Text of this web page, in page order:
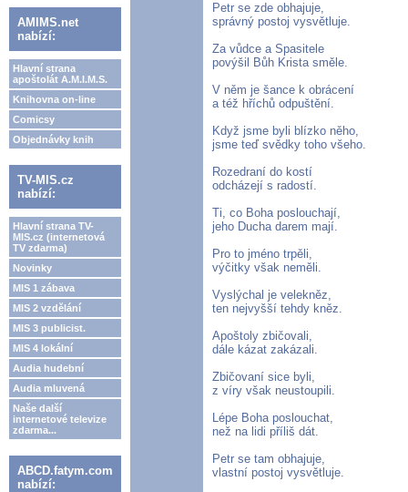
AMIMS.net
nabízí:
Hlavní strana
apoštolát A.M.I.M.S.
Knihovna on-line
Comicsy
Objednávky knih
TV-MIS.cz
nabízí:
Hlavní strana TV-
MIS.cz (internetová
TV zdarma)
Novinky
MIS 1 zábava
MIS 2 vzdělání
MIS 3 publicist.
MIS 4 lokální
Audia hudební
Audia mluvená
Naše další
internetové televize
zdarma...
ABCD.fatym.com
nabízí:
Petr se zde obhajuje,
správný postoj vysvětluje.
Za vůdce a Spasitele
povýšil Bůh Krista směle.
V něm je šance k obrácení
a též hříchů odpuštění.
Když jsme byli blízko něho,
jsme teď svědky toho všeho.
Rozedraní do kostí
odcházejí s radostí.
Ti, co Boha poslouchají,
jeho Ducha darem mají.
Pro to jméno trpěli,
výčitky však neměli.
Vyslýchal je velekněz,
ten nejvyšší tehdy kněz.
Apoštoly zbičovali,
dále kázat zakázali.
Zbičovaní sice byli,
z víry však neustoupili.
Lépe Boha poslouchat,
než na lidi příliš dát.
Petr se tam obhajuje,
vlastní postoj vysvětluje.